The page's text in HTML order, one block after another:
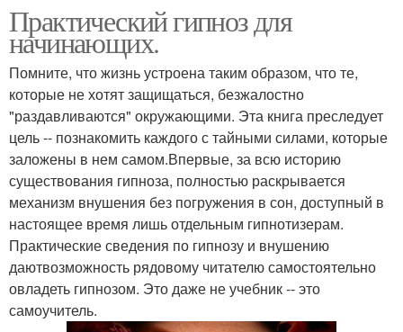
Практический гипноз для
начинающих.
Помните, что жизнь устроена таким образом, что те,
которые не хотят защищаться, безжалостно
"раздавливаются" окружающими. Эта книга преследует
цель -- познакомить каждого с тайными силами, которые
заложены в нем самом.Впервые, за всю историю
существования гипноза, полностью раскрывается
механизм внушения без погружения в сон, доступный в
настоящее время лишь отдельным гипнотизерам.
Практические сведения по гипнозу и внушению
даютвозможность рядовому читателю самостоятельно
овладеть гипнозом. Это даже не учебник -- это
самоучитель.